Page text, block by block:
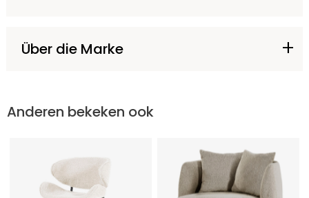
Über die Marke
Anderen bekeken ook